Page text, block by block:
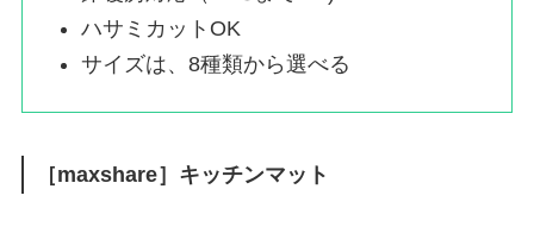
ハサミカットOK
サイズは、8種類から選べる
［maxshare］キッチンマット